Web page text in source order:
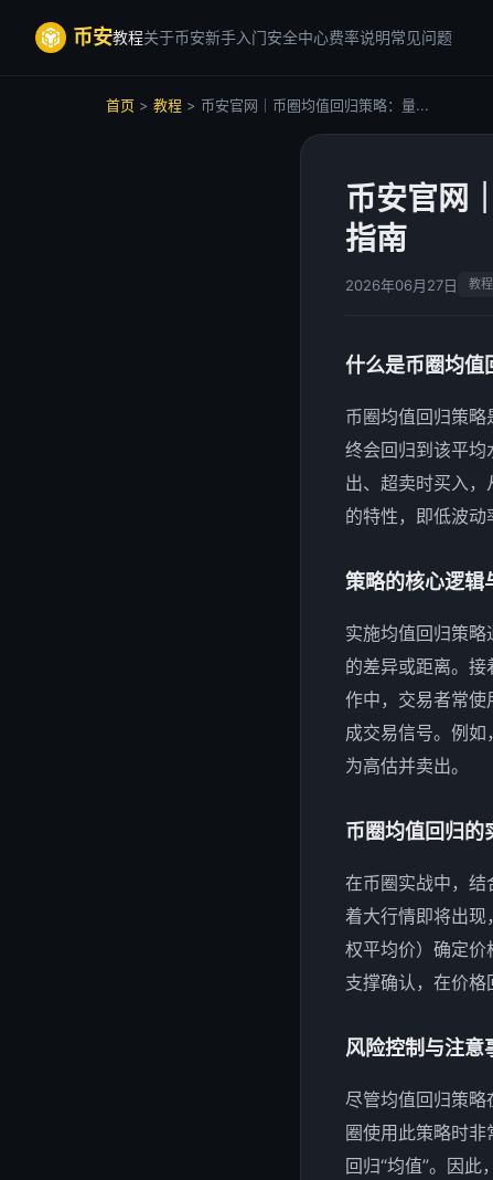
币安教程关于币安新手入门安全中心费率说明常见问题
首页 > 教程 > 币安官网｜币圈均值回归策略：量...
币安官网
指南
2026年06月27日 教程
什么是币圈均值
币圈均值回归策
终会回归到该平
出、超卖时买入
的特性，即低波动
策略的核心逻辑
实施均值回归策
的差异或距离。
作中，交易者常
成交易信号。例
为高估并卖出。
币圈均值回归的
在币圈实战中，
着大行情即将出现
权平均价）确定
支撑确认，在价格
风险控制与注意
尽管均值回归策
圈使用此策略时
回归“均值”。因